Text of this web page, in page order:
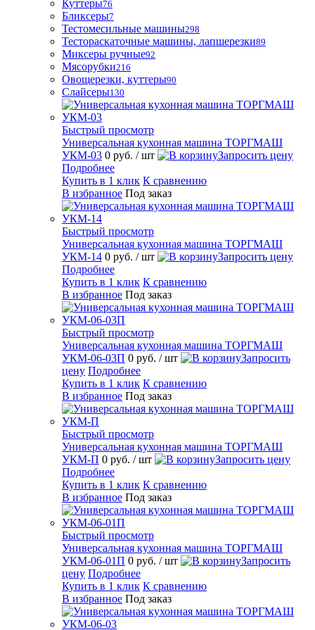
Куттеры76
Бликсеры7
Тестомесильные машины298
Тестораскаточные машины, лапшерезки89
Миксеры ручные92
Мясорубки216
Овощерезки, куттеры90
Слайсеры130
Быстрый просмотр
Универсальная кухонная машина ТОРГМАШ
УКМ-03 0 руб. / шт
Запросить цену
Подробнее
Купить в 1 клик К сравнению
В избранное Под заказ
Быстрый просмотр
Универсальная кухонная машина ТОРГМАШ
УКМ-14 0 руб. / шт
Запросить цену
Подробнее
Купить в 1 клик К сравнению
В избранное Под заказ
Быстрый просмотр
Универсальная кухонная машина ТОРГМАШ
УКМ-06-03П 0 руб. / шт
Запросить
цену Подробнее
Купить в 1 клик К сравнению
В избранное Под заказ
Быстрый просмотр
Универсальная кухонная машина ТОРГМАШ
УКМ-П 0 руб. / шт
Запросить цену
Подробнее
Купить в 1 клик К сравнению
В избранное Под заказ
Быстрый просмотр
Универсальная кухонная машина ТОРГМАШ
УКМ-06-01П 0 руб. / шт
Запросить
цену Подробнее
Купить в 1 клик К сравнению
В избранное Под заказ